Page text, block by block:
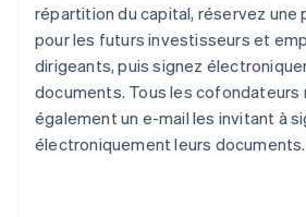
répartition du capital, réservez une
pour les futurs investisseurs et
dirigeants, puis signez
documents. Tous les cofondateurs
également un e-mail les invitant à
électroniquement leurs documents.